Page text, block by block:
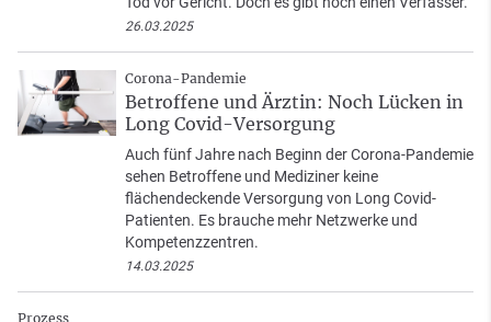
26.03.2025
Corona-Pandemie
Betroffene und Ärztin: Noch Lücken in
Long Covid-Versorgung
Auch fünf Jahre nach Beginn der Corona-Pandemie
sehen Betroffene und Mediziner keine
flächendeckende Versorgung von Long Covid-
Patienten. Es brauche mehr Netzwerke und
Kompetenzzentren.
14.03.2025
Prozess